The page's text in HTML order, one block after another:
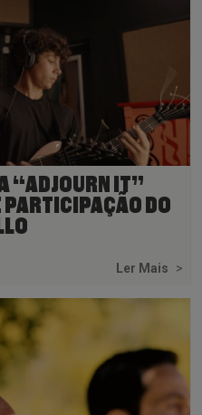
“ADJOURN IT”
PARTICIPAÇÃO DO
Ler Mais >